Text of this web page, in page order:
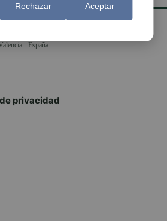
- España
privacidad
Rechazar Aceptar